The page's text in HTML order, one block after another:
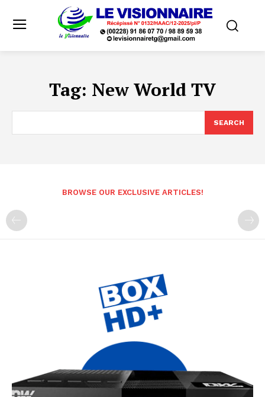
Tag: New World TV
SEARCH
BROWSE OUR EXCLUSIVE ARTICLES!